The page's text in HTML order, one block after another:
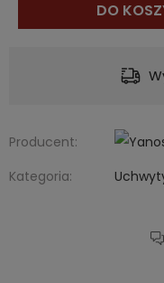
DO
Producent:
Kategoria: